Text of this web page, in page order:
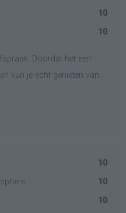
10
10
Doordat het een
kun je echt genieten van
10
10
10